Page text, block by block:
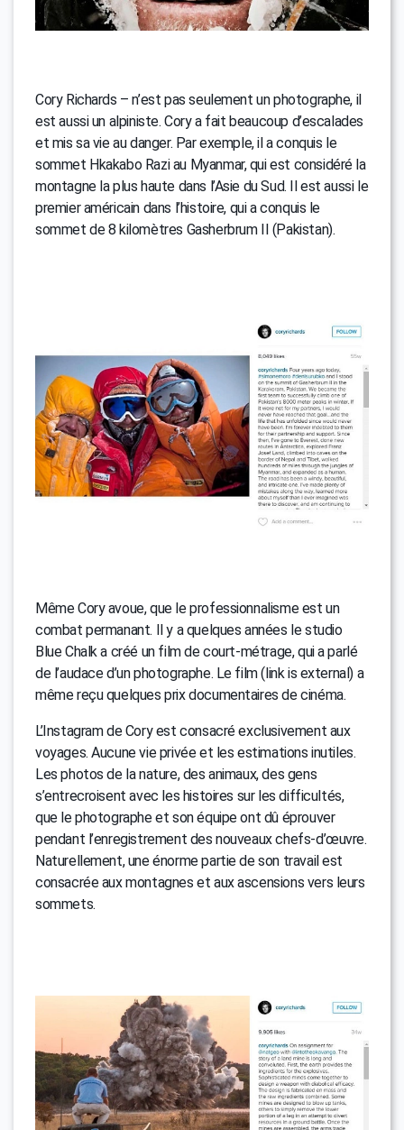
Cory Richards – n’est pas seulement un photographe, il
est aussi un alpiniste. Cory a fait beaucoup d’escalades
et mis sa vie au danger. Par exemple, il a conquis le
sommet Hkakabo Razi au Myanmar, qui est considéré la
montagne la plus haute dans l’Asie du Sud. Il est aussi le
premier américain dans l’histoire, qui a conquis le
sommet de 8 kilomètres Gasherbrum II (Pakistan).
Même Cory avoue, que le professionnalisme est un
combat permanant. Il y a quelques années le studio
Blue Chalk a créé un film de court-métrage, qui a parlé
de l’audace d’un photographe. Le film (link is external) a
même reçu quelques prix documentaires de cinéma.
L’Instagram de Cory est consacré exclusivement aux
voyages. Aucune vie privée et les estimations inutiles.
Les photos de la nature, des animaux, des gens
s’entrecroisent avec les histoires sur les difficultés,
que le photographe et son équipe ont dû éprouver
pendant l’enregistrement des nouveaux chefs-d’œuvre.
Naturellement, une énorme partie de son travail est
consacrée aux montagnes et aux ascensions vers leurs
sommets.